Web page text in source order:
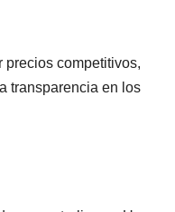
precios competitivos,
transparencia en los